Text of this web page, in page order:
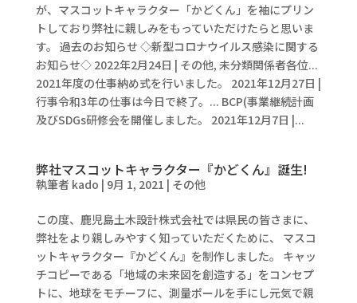
が、マスコットキャラクター「かどくん」を袖にプリン
トしており弊社に親しみをもっていただけたらと思いま
す。 過去のお知らせ ◇新型コロナウイルス感染に関する
お知らせ◇ 2022年2月24日 | その他, 未分類関係者各位...
2021年度の仕事納め式を行いました。 2021年12月27日 |
行事令和3年の仕事は今日で終了。... BCP(事業継続計画
及びSDGs研修会を開催しました。 2021年12月7日 |...
弊社マスコットキャラクター『かどくん』誕生!
執筆者 kado | 9月 1, 2021 | その他
この度、鹿児島土木設計株式会社では県民の皆さまに、
弊社をより親しみやすく知っていただくために、 マスコ
ットキャラクター『かどくん』を制作しました。 キャッ
チコピーである「地域の未来図を創造する」をコンセプ
トに、地球をモチーフに、測量ポールを手にし元気で親